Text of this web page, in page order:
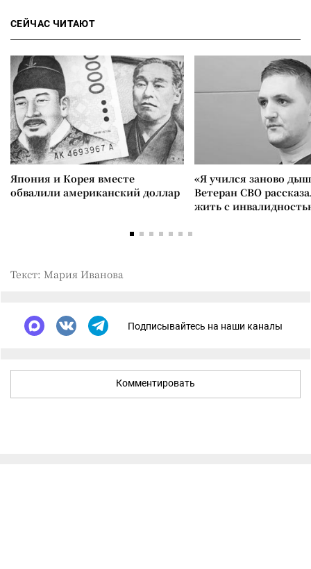
СЕЙЧАС ЧИТАЮТ
Япония и Корея вместе
обвалили американский доллар
«Я учился заново
Ветеран СВО
жить с
Текст: Мария Иванова
Подписывайтесь на наши каналы
Комментировать